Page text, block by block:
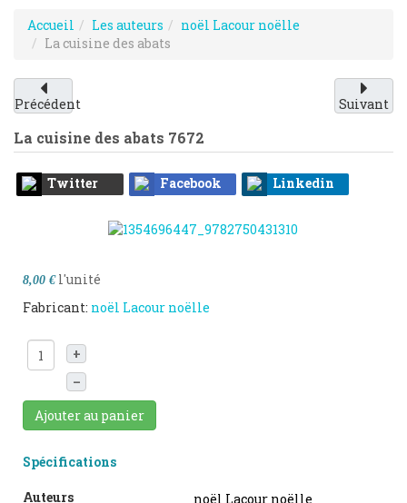
Accueil Les auteurs
noël Lacour noëlle
La cuisine des abats
Précédent Suivant
La cuisine des abats 7672
Twitter Facebook Linkedin
8,00 € l'unité
Fabricant: noël Lacour noëlle
+
–
Ajouter au panier
Spécifications
Auteurs
noël Lacour noëlle